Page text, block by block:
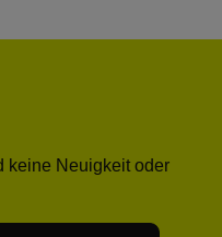
keine Neuigkeit oder